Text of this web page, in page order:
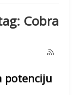
Cobra
potenciju